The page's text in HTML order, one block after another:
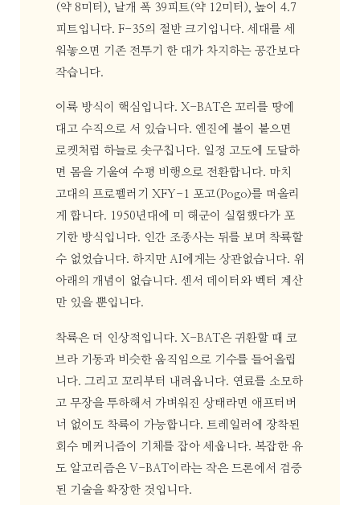
(약 8미터), 날개 폭 39피트(약 12미터), 높이 4.7
피트입니다. F-35의 절반 크기입니다. 세대를 세
워놓으면 기존 전투기 한 대가 차지하는 공간보다
작습니다.
이륙 방식이 핵심입니다. X-BAT은 꼬리를 땅에
대고 수직으로 서 있습니다. 엔진에 불이 붙으면
로켓처럼 하늘로 솟구칩니다. 일정 고도에 도달하
면 몸을 기울여 수평 비행으로 전환합니다. 마치
고대의 프로펠러기 XFY-1 포고(Pogo)를 떠올리
게 합니다. 1950년대에 미 해군이 실험했다가 포
기한 방식입니다. 인간 조종사는 뒤를 보며 착륙할
수 없었습니다. 하지만 AI에게는 상관없습니다. 위
아래의 개념이 없습니다. 센서 데이터와 벡터 계산
만 있을 뿐입니다.
착륙은 더 인상적입니다. X-BAT은 귀환할 때 코
브라 기동과 비슷한 움직임으로 기수를 들어올립
니다. 그리고 꼬리부터 내려옵니다. 연료를 소모하
고 무장을 투하해서 가벼워진 상태라면 애프터버
너 없이도 착륙이 가능합니다. 트레일러에 장착된
회수 메커니즘이 기체를 잡아 세웁니다. 복잡한 유
도 알고리즘은 V-BAT이라는 작은 드론에서 검증
된 기술을 확장한 것입니다.